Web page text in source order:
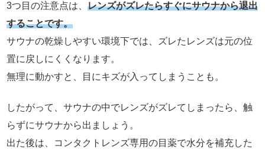
3つ目の注意点は、 レンズがズレたらすぐにサウナから退出
することです。
サウナの乾燥しやすい環境下では、ズレたレンズは元の位
置に戻しにくくなります。
無理に動かすと、目にキズが入ってしまうことも。
したがって、サウナの中でレンズがズレてしまったら、触
らずにサウナから出ましょう。
出た後は、コンタクトレンズ専用の目薬で水分を補充した